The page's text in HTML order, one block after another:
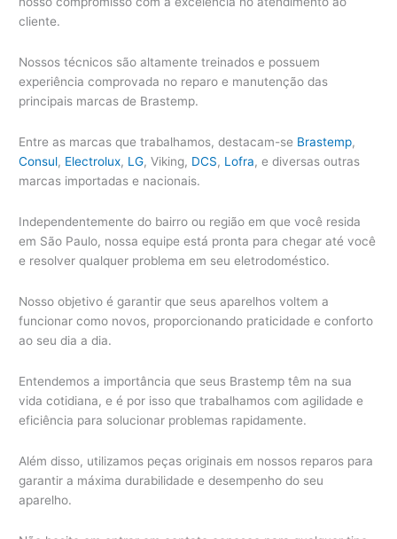
cliente.
Nossos técnicos são altamente treinados e possuem
experiência comprovada no reparo e manutenção das
principais marcas de Brastemp.
Entre as marcas que trabalhamos, destacam-se Brastemp,
Consul, Electrolux, LG, Viking, DCS, Lofra, e diversas outras
marcas importadas e nacionais.
Independentemente do bairro ou região em que você resida
em São Paulo, nossa equipe está pronta para chegar até você
e resolver qualquer problema em seu eletrodoméstico.
Nosso objetivo é garantir que seus aparelhos voltem a
funcionar como novos, proporcionando praticidade e conforto
ao seu dia a dia.
Entendemos a importância que seus Brastemp têm na sua
vida cotidiana, e é por isso que trabalhamos com agilidade e
eficiência para solucionar problemas rapidamente.
Além disso, utilizamos peças originais em nossos reparos para
garantir a máxima durabilidade e desempenho do seu
aparelho.